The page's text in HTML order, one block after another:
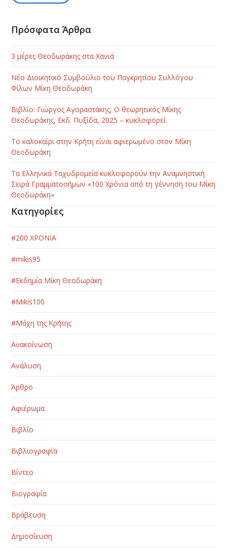
Πρόσφατα Άρθρα
3 μέρες Θεοδωράκης στα Χανιά
Νέο Διοικητικό Συμβούλιο του Παγκρητίου Συλλόγου
Φίλων Μίκη Θεοδωράκη
Βιβλίο: Γιώργος Αγοραστάκης, Ο θεωρητικός Μίκης
Θεοδωράκης, Εκδ. Πυξίδα, 2025 – κυκλοφορεί
Το καλοκαίρι στην Κρήτη είναι αφιερωμένο στον Μίκη
Θεοδωράκη
Τα Ελληνικά Ταχυδρομεία κυκλοφορούν την Αναμνηστική
Σειρά Γραμματοσήμων «100 Χρόνια από τη γέννηση του Μίκη
Θεοδωράκη»
Κατηγορίες
#200 ΧΡΟΝΙΑ
#mikis95
#Εκδημία Μίκη Θεοδωράκη
#Μikis100
#Μάχη της Κρήτης
Ανακοίνωση
Ανάλυση
Άρθρο
Αφιέρωμα
Βιβλίο
Βιβλιογραφία
Βίντεο
Βιογραφία
Βράβευση
Δημοσίευση